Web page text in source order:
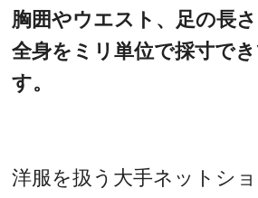
胸囲やウエスト、足の長
全身をミリ単位で採寸で
す。
洋服を扱う大手ネットシ